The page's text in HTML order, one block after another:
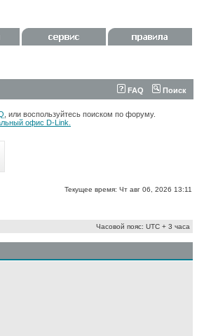
FAQ Поиск
, или воспользуйтесь поиском по форуму.
офис D-Link.
Текущее время: Чт авг 06, 2026 13:11
Часовой пояс: UTC + 3 часа